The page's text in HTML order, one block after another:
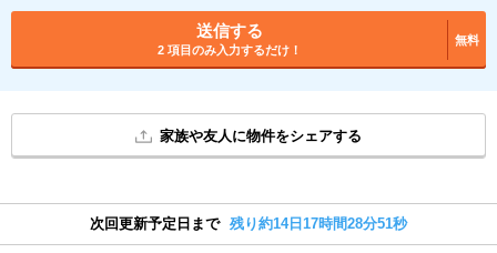
送信する
2 項目のみ入力するだけ！
無料
家族や友人に物件をシェアする
次回更新予定日まで 残り約14日17時間28分51秒